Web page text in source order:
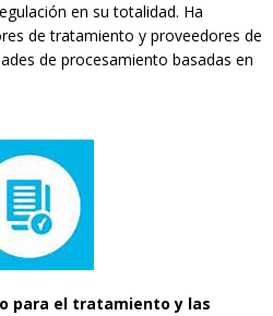
en su totalidad. Ha
de tratamiento y proveedores de
de procesamiento basadas en
para el tratamiento y las